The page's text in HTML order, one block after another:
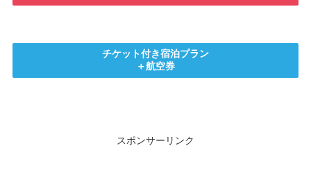
チケット付き宿泊プラン
＋航空券
スポンサーリンク